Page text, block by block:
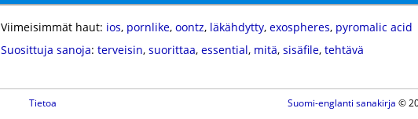
Viimeisimmät haut: ios, pornlike, oontz, läkähdytty, exospheres, pyromalic acid
Suosittuja sanoja: terveisin, suorittaa, essential, mitä, sisäfile, tehtävä
Tietoa Suomi-englanti sanakirja ©